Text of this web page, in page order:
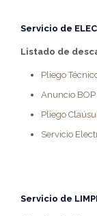
Servicio de
Listado de
Pliego
Anuncio BOP
Pliego
Servicio
Servicio de